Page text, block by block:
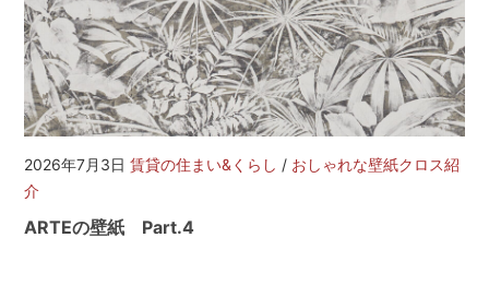
た
お
部
屋
を
網
羅
し
お
2026年7月3日 賃貸の住まい&くらし / おしゃれな壁紙クロス紹
介
ARTEの壁紙 Part.4